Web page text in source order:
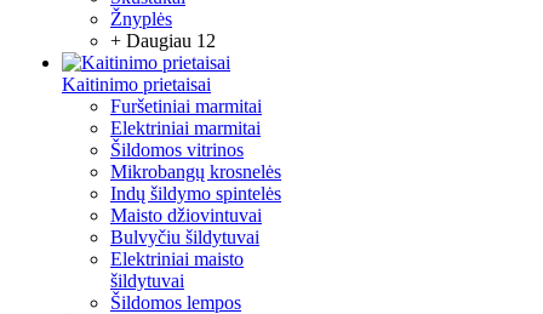
Žnyplės
+ Daugiau 12
Kaitinimo prietaisai
Furšetiniai marmitai
Elektriniai marmitai
Šildomos vitrinos
Mikrobangų krosnelės
Indų šildymo spintelės
Maisto džiovintuvai
Bulvyčiu šildytuvai
Elektriniai maisto
šildytuvai
Šildomos lempos